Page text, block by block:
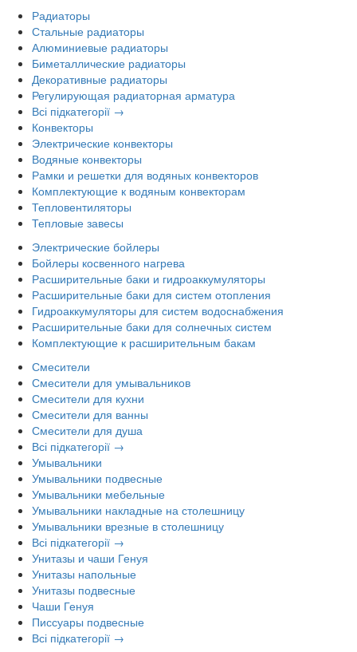
Радиаторы
Стальные радиаторы
Алюминиевые радиаторы
Биметаллические радиаторы
Декоративные радиаторы
Регулирующая радиаторная арматура
Всі підкатегорії →
Конвекторы
Электрические конвекторы
Водяные конвекторы
Рамки и решетки для водяных конвекторов
Комплектующие к водяным конвекторам
Тепловентиляторы
Тепловые завесы
Электрические бойлеры
Бойлеры косвенного нагрева
Расширительные баки и гидроаккумуляторы
Расширительные баки для систем отопления
Гидроаккумуляторы для систем водоснабжения
Расширительные баки для солнечных систем
Комплектующие к расширительным бакам
Смесители
Смесители для умывальников
Смесители для кухни
Смесители для ванны
Смесители для душа
Всі підкатегорії →
Умывальники
Умывальники подвесные
Умывальники мебельные
Умывальники накладные на столешницу
Умывальники врезные в столешницу
Всі підкатегорії →
Унитазы и чаши Генуя
Унитазы напольные
Унитазы подвесные
Чаши Генуя
Писсуары подвесные
Всі підкатегорії →